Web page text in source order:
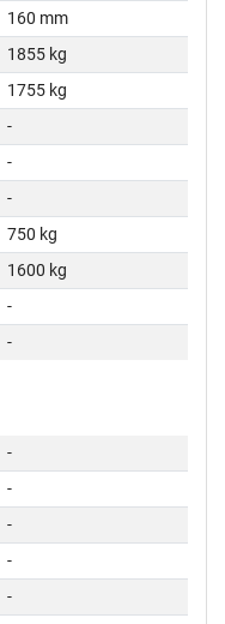
160 mm
1855 kg
1755 kg
-
-
-
750 kg
1600 kg
-
-
-
-
-
-
-